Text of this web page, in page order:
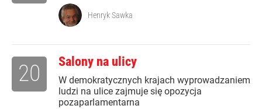
Henryk Sawka
Salony na ulicy
W demokratycznych krajach wyprowadzaniem
ludzi na ulice zajmuje się opozycja
pozaparlamentarna
20